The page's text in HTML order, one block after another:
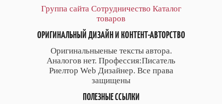
Группа сайта Сотрудничество Каталог
товаров
ОРИГИНАЛЬНЫЙ ДИЗАЙН И КОНТЕНТ-АВТОРСТВО
Оригинальныеные тексты автора.
Аналогов нет. Профессия:Писатель
Риелтор Web Дизайнер. Все права
защищены
ПОЛЕЗНЫЕ ССЫЛКИ